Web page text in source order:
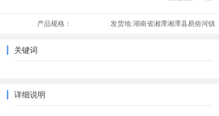
产品规格： 发货地:湖南省湘潭湘潭县易俗河镇
关键词
详细说明